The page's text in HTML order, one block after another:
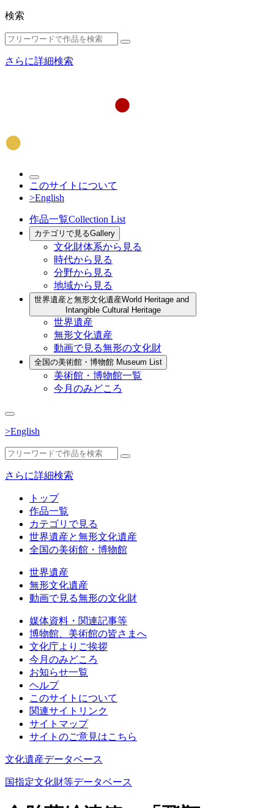
検索
さらに詳細検索
このサイトについて
>English
作品一覧Collection List
カテゴリで見るGallery
文化財体系から見る
時代から見る
分野から見る
地域から見る
世界遺産と無形文化遺産World Heritage and
Intangible Cultural Heritage
世界遺産
無形文化遺産
動画で見る無形の文化財
全国の美術館・博物館 Museum List
美術館・博物館一覧
今月のみどころ
>English
さらに詳細検索
トップ
作品一覧
カテゴリで見る
世界遺産と無形文化遺産
全国の美術館・博物館
世界遺産
無形文化遺産
動画で見る無形の文化財
媒体資料・関連記事等
博物館、美術館の皆さまへ
文化庁よりご挨拶
今月のみどころ
お知らせ一覧
ヘルプ
このサイトについて
関連サイトリンク
サイトマップ
サイトのご意見はこちら
文化遺産データベース
国指定文化財等データベース